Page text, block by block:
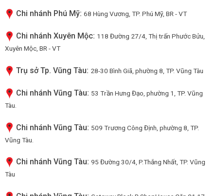
Chi nhánh Phú Mỹ: 68 Hùng Vương, TP. Phú Mỹ, BR - VT
Chi nhánh Xuyên Mộc: 118 Đường 27/4, Thị trấn Phước Bửu,
Xuyên Mộc, BR - VT
Trụ sở Tp. Vũng Tàu: 28-30 Bình Giã, phường 8, TP. Vũng Tàu
Chi nhánh Vũng Tàu: 53 Trần Hưng Đạo, phường 1, TP. Vũng
Tàu.
Chi nhánh Vũng Tàu: 509 Trương Công Định, phường 8, TP.
Vũng Tàu.
Chi nhánh Vũng Tàu: 95 Đường 30/4, P.Thắng Nhất, TP. Vũng
Tàu